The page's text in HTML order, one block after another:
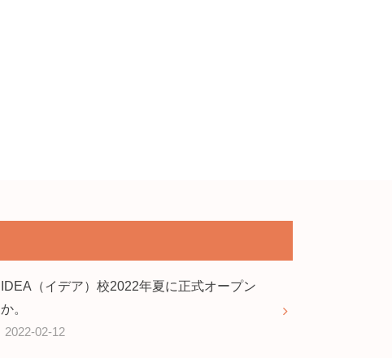
IDEA（イデア）校2022年夏に正式オープン
か。
2022-02-12